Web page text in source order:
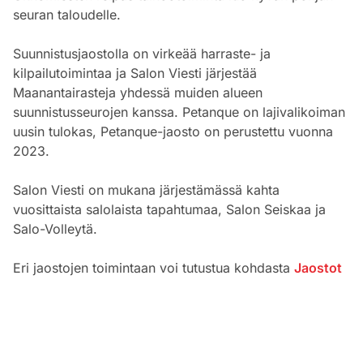
seuran taloudelle.
Suunnistusjaostolla on virkeää harraste- ja
kilpailutoimintaa ja Salon Viesti järjestää
Maanantairasteja yhdessä muiden alueen
suunnistusseurojen kanssa. Petanque on lajivalikoiman
uusin tulokas, Petanque-jaosto on perustettu vuonna
2023.
Salon Viesti on mukana järjestämässä kahta
vuosittaista salolaista tapahtumaa, Salon Seiskaa ja
Salo-Volleytä.
Eri jaostojen toimintaan voi tutustua kohdastaJaostot